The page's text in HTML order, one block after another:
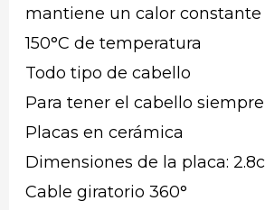
mantiene un calor
150°C de temperatura
Todo tipo de cabello
Para tener el cabello
Placas en cerámica
Dimensiones de la placa:
Cable giratorio 360°